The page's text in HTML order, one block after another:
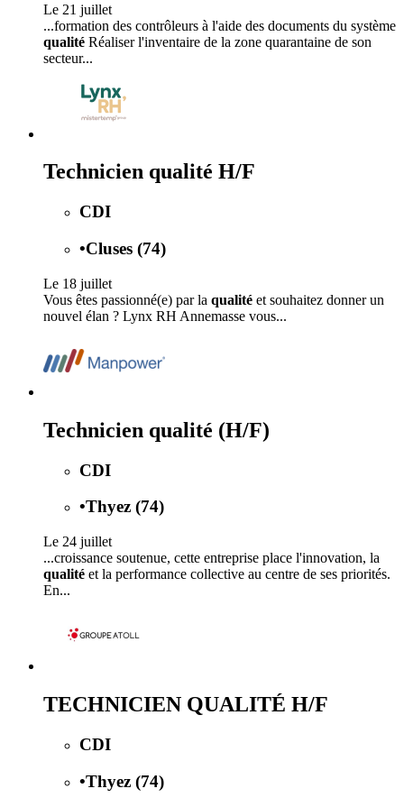
Le 21 juillet
...formation des contrôleurs à l'aide des documents du système
qualité Réaliser l'inventaire de la zone quarantaine de son
secteur...
Technicien qualité H/F
CDI
•Cluses (74)
Le 18 juillet
Vous êtes passionné(e) par la qualité et souhaitez donner un
nouvel élan ? Lynx RH Annemasse vous...
Technicien qualité (H/F)
CDI
•Thyez (74)
Le 24 juillet
...croissance soutenue, cette entreprise place l'innovation, la
qualité et la performance collective au centre de ses priorités.
En...
TECHNICIEN QUALITÉ H/F
CDI
•Thyez (74)